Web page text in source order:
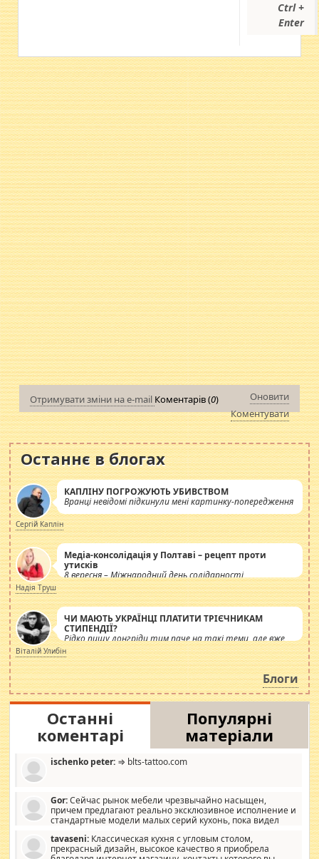
Ctrl +
Enter
Отримувати зміни на e-mail Коментарів (0)
Оновити
Коментувати
Останнє в блогах
КАПЛІНУ ПОГРОЖУЮТЬ УБИВСТВОМ
Вранці невідомі підкинули мені картинку-попередження
Сергій Каплін
Медіа-консолідація у Полтаві – рецепт проти
утисків
8 вересня – Міжнародний день солідарності
журналістів.
Надія Труш
ЧИ МАЮТЬ УКРАЇНЦІ ПЛАТИТИ ТРІЄЧНИКАМ
СТИПЕНДІЇ?
Рідко пишу лонгріди тим паче на такі теми, але вже
просто дістало! Обурюють сьогоднішні інсенуації
навколо стипендіального питання. Штучно
роздувається ще одна соціальна катастрофа.
Віталій Улибін
Блоги
Останні
коментарі
Популярні
матеріали
ischenko peter: ⇒ blts-tattoo.com
Gor:Сейчас рынок мебели чрезвычайно насыщен,
причем предлагают реально эксклюзивное исполнение и
стандартные модели малых серий кухонь, пока видел
стандартные формы, в MebelOk, креативненько и что главное -
со вкусом все в порядке, без ненужных наворотов удорожающих
tavaseni: Классическая кухня с угловым столом,
прекрасный дизайн, высокое качество я приобрела